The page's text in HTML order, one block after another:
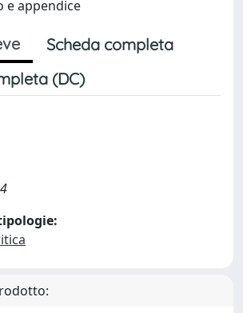
e appendice
Scheda completa
(DC)